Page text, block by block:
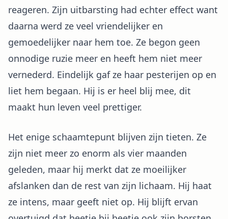
reageren. Zijn uitbarsting had echter effect want
daarna werd ze veel vriendelijker en
gemoedelijker naar hem toe. Ze begon geen
onnodige ruzie meer en heeft hem niet meer
vernederd. Eindelijk gaf ze haar pesterijen op en
liet hem begaan. Hij is er heel blij mee, dit
maakt hun leven veel prettiger.
Het enige schaamtepunt blijven zijn tieten. Ze
zijn niet meer zo enorm als vier maanden
geleden, maar hij merkt dat ze moeilijker
afslanken dan de rest van zijn lichaam. Hij haat
ze intens, maar geeft niet op. Hij blijft ervan